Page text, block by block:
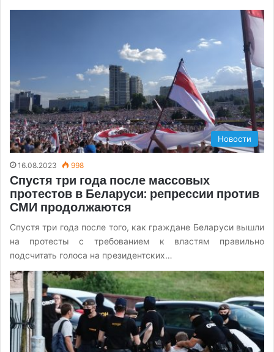
Новости
16.08.2023 998
Спустя три года после массовых
протестов в Беларуси: репрессии против
СМИ продолжаются
Спустя три года после того, как граждане Беларуси вышли
на протесты с требованием к властям правильно
подсчитать голоса на президентских…